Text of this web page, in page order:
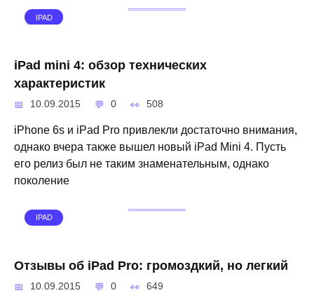
IPAD
iPad mini 4: обзор технических
характеристик
10.09.2015 0 508
iPhone 6s и iPad Pro привлекли достаточно внимания,
однако вчера также вышел новый iPad Mini 4. Пусть
его релиз был не таким знаменательным, однако
поколение
IPAD
Отзывы об iPad Pro: громоздкий, но легкий
10.09.2015 0 649